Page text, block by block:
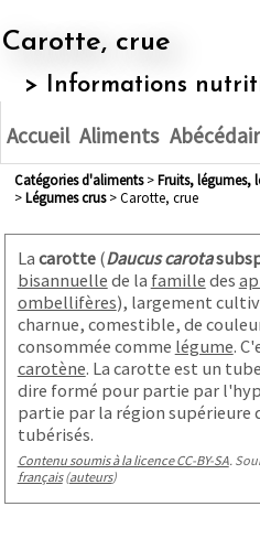
Carotte, crue
> Informations
Accueil Aliments
Catégories d'aliments> fruits, légumes,
> légumes crus> Carotte, crue
La carotte(Daucus carota
bisannuelle de la famille des
ombellifères), largement
charnue, comestible, de
consommée comme légume.
carotène. La carotte est un
dire formé pour partie par
partie par la région supérieure
tubérisés.
Contenu soumis à la licence CC-BY-SA.
français(auteurs)